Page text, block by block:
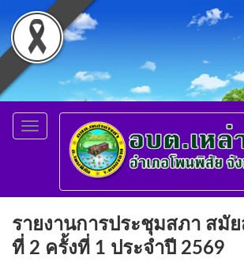
Toggle
navigation
รายงานการประชุมสภา สมั
ที่ 2 ครั้งที่ 1 ประจำปี 2569